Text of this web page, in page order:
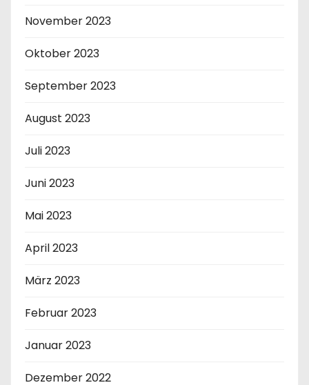
November 2023
Oktober 2023
September 2023
August 2023
Juli 2023
Juni 2023
Mai 2023
April 2023
März 2023
Februar 2023
Januar 2023
Dezember 2022